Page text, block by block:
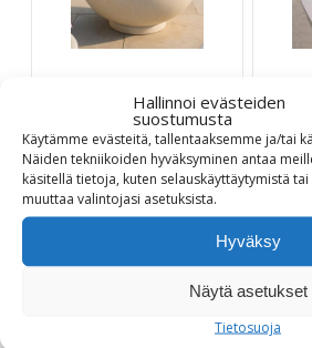
Hallinnoi evästeiden
suostumusta
Käytämme evästeitä, tallentaaksemme ja/tai
Näiden tekniikoiden hyväksyminen antaa
käsitellä tietoja, kuten selauskäyttäytymistä
muuttaa valintojasi asetuksista.
Hyväksy
Näytä asetukset
Tietosuoja
Jana Art Calliope
betoni-istutusallas
Ø 1100 mm - K 400 mm
1090,00€